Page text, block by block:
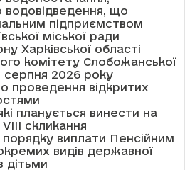
водовідведення, що
підприємством
міської ради
Харківської області
комітету Слобожанської
серпня 2026 року
відкритих
планується винести на
скликання
порядку виплати Пенсійним
видів державної
дітьми